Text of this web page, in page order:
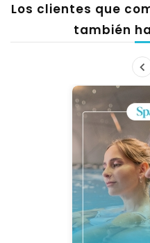
Los clientes que
también